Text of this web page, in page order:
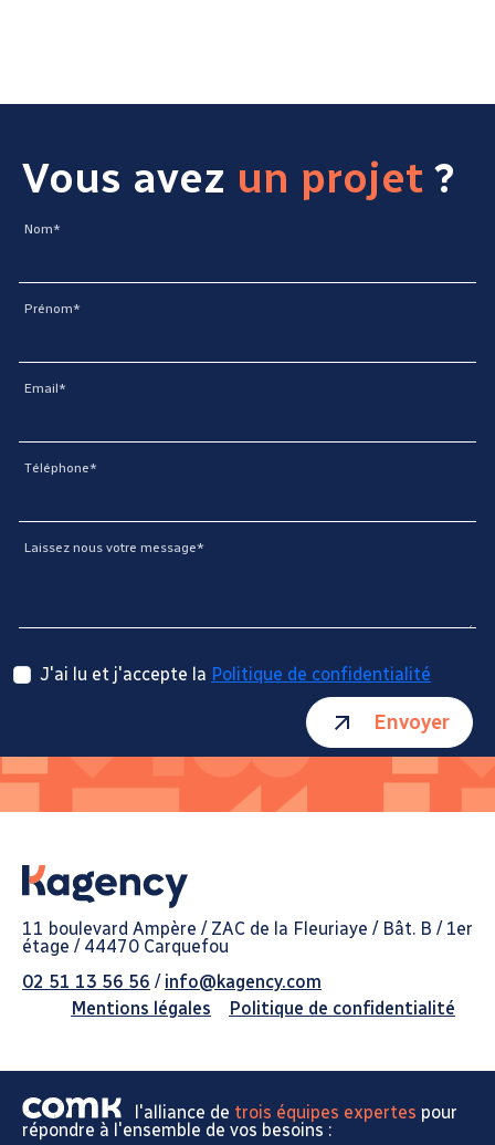
Vous avez un projet ?
Nom*
Prénom*
Email*
Téléphone*
Laissez nous votre message*
J'ai lu et j'accepte la Politique de confidentialité
Envoyer
11 boulevard Ampère / ZAC de la Fleuriaye / Bât. B / 1er
étage / 44470 Carquefou
02 51 13 56 56 / info@kagency.com
Mentions légales
Politique de confidentialité
l'alliance de trois équipes expertes pour
répondre à l'ensemble de vos besoins :